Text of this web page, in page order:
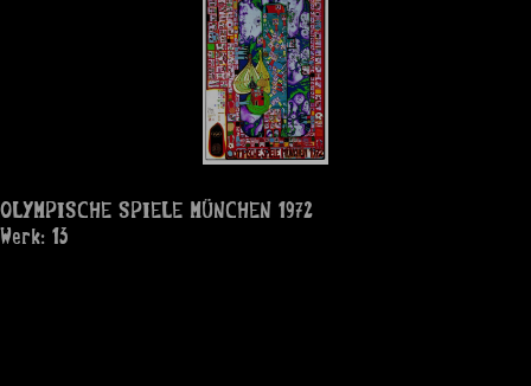
OLYMPISCHE SPIELE MÜNCHEN 1972
Werk: 13